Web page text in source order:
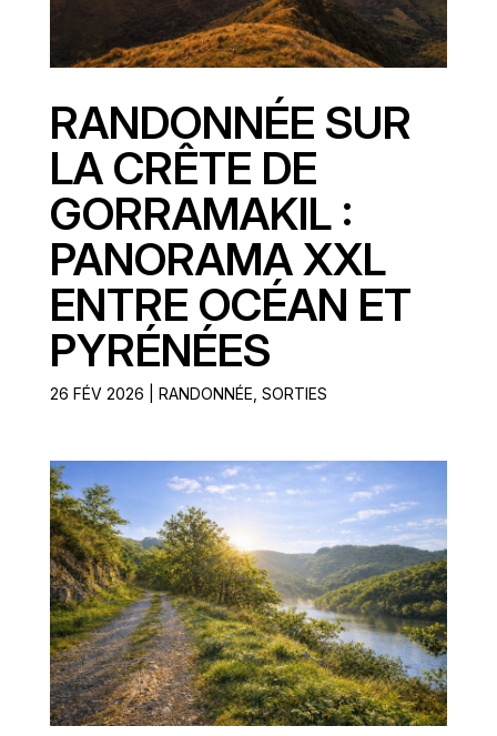
RANDONNÉE SUR
LA CRÊTE DE
GORRAMAKIL :
PANORAMA XXL
ENTRE OCÉAN ET
PYRÉNÉES
26 FÉV 2026 RANDONNÉE SORTIES